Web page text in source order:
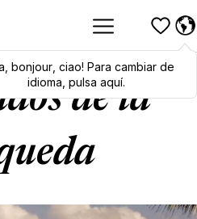
,bonjour,ciao! To switch
languages, click here!
bonjour, ciao! Para cambiar de
idioma, pulsa aquí.
de la